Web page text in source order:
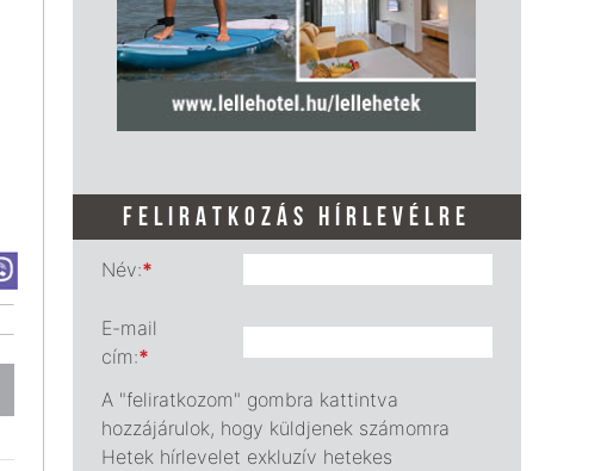
FELIRATKOZÁS HÍRLEVÉLRE
Név:*
E-mail
cím:*
A "feliratkozom" gombra kattintva
hozzájárulok, hogy küldjenek számomra
Hetek hírlevelet exkluzív hetekes